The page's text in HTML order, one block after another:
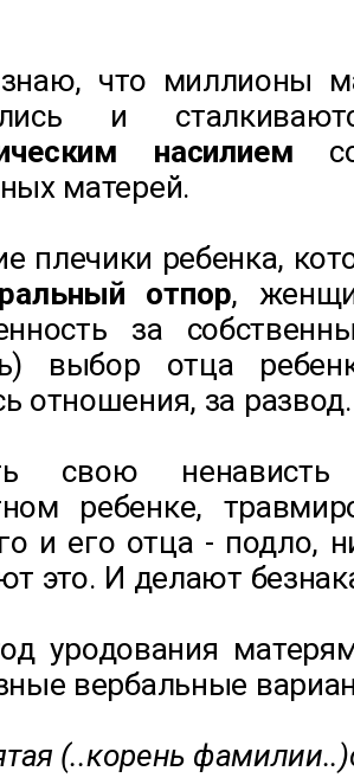
что миллионы
и
насилием
матерей.
плечики ребенка,
отпор,
за
выбор отца
отношения, за развод.
свою
ребенке,
и его отца - подло,
это. И делают
уродования
вербальные
(..корень